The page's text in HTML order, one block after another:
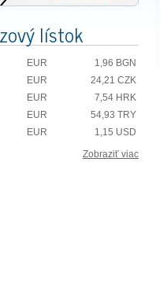
lístok
EUR
1,96 BGN
EUR
24,21 CZK
EUR
7,54 HRK
EUR
54,93 TRY
EUR
1,15 USD
Zobraziť viac